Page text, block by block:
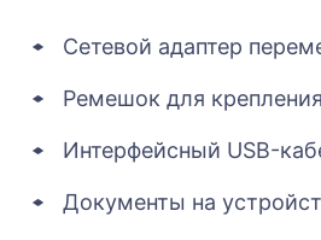
Сетевой адаптер
Ремешок для
Интерфейсный USB-
Документы на